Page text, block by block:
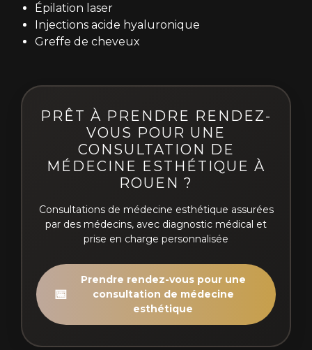
Épilation laser
Injections acide hyaluronique
Greffe de cheveux
PRÊT À PRENDRE RENDEZ-
VOUS POUR UNE
CONSULTATION DE
MÉDECINE ESTHÉTIQUE À
ROUEN ?
Consultations de médecine esthétique assurées
par des médecins, avec diagnostic médical et
prise en charge personnalisée
📅
Prendre rendez-vous pour une
consultation de médecine
esthétique